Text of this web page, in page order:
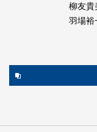
柳友
羽場